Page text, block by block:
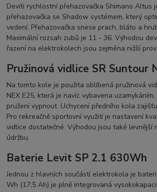
Devíti rychlostní přehazovačka Shimano Altus
přehazovačka se Shadow systémem, který
vedení. Přehazovačka snese prach, bláto a
Maximální rozsah zubů je 11 - 36. Výhodou
řazení na elektrokolech jsou zejména nižší
Pružinová vidlice SR Suntour
Na tomto kole je použita oblíbená pružinová
NEX E25, která je navíc vybavena
pružení vypnout. Uchycení předního kola
Pro rekreačně sportovní využití je nastavení
vidlice dostatečné. Výhodou jsou také levnější
údržbu.
Baterie Levit SP 2.1 630Wh
Jednou z hlavních součástí elektrokola je
Wh (17,5 Ah) je plně integrovaná